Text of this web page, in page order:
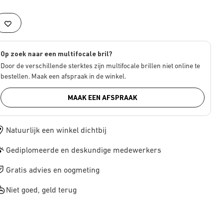
Op zoek naar een multifocale bril?
Door de verschillende sterktes zijn multifocale brillen niet online te
bestellen. Maak een afspraak in de winkel.
MAAK EEN AFSPRAAK
Natuurlijk een winkel dichtbij
Gediplomeerde en deskundige medewerkers
Gratis advies en oogmeting
Niet goed, geld terug